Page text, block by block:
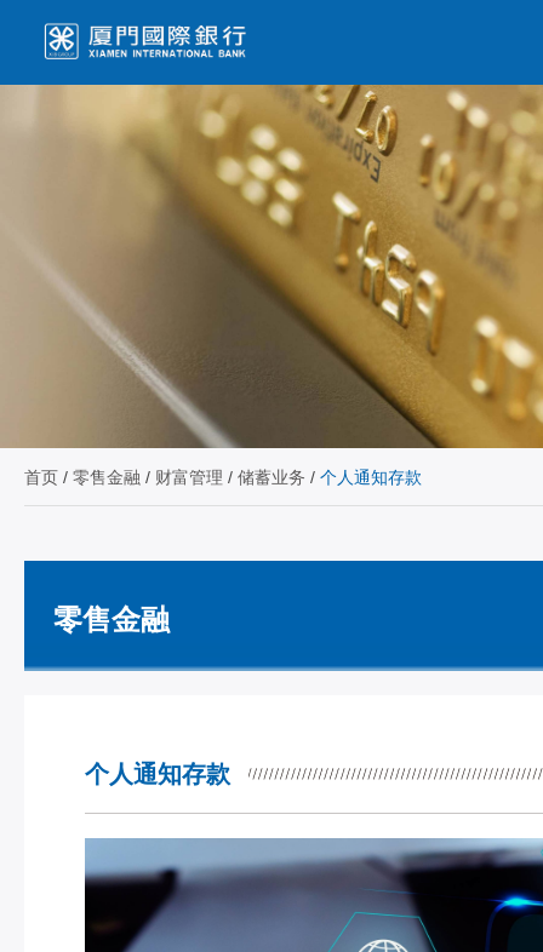
首页/ 零售金融 / 财富管理 / 储蓄业务 / 个人通知存款
零售金融
个人通知存款